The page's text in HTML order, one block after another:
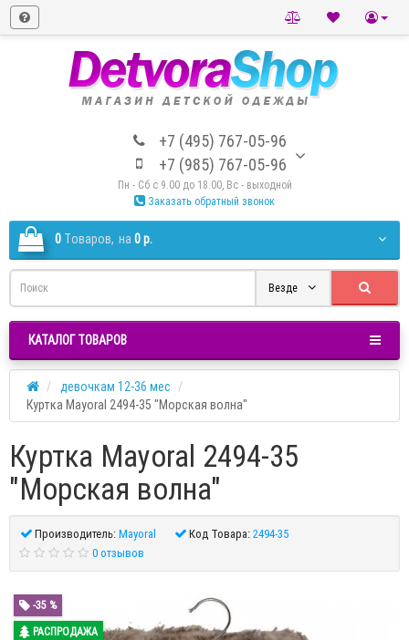
+7 (495) 767-05-96
+7 (985) 767-05-96
Пн - Сб с 9.00 до 18.00, Вс - выходной
Заказать обратный звонок
0 Tоваров, на 0 р.
Везде
КАТАЛОГ ТОВАРОВ
девочкам 12-36 мес
Куртка Mayoral 2494-35 "Морская волна"
Куртка Mayoral 2494-35
"Морская волна"
Производитель:Mayoral Код Товара:2494-35
0 отзывов
-35 %
РАСПРОДАЖА